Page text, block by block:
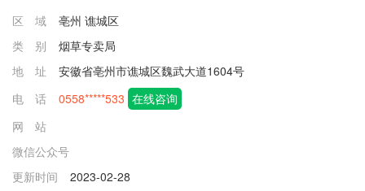
区 域 亳州 谯城区
类 别
烟草专卖局
地 址
安徽省亳州市谯城区魏武大道1604号
电 话
0558*****533 在线咨询
网 站
微信公众号
更新时间
2023-02-28